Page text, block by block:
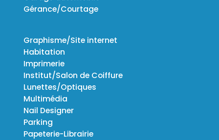
Gérance/Courtage
Graphisme/Site internet
Habitation
Imprimerie
Institut/Salon de Coiffure
Lunettes/Optiques
Multimédia
Nail Designer
Parking
Papeterie-Librairie